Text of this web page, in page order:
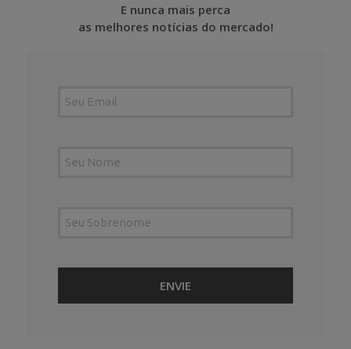
E nunca mais perca
as melhores notícias do mercado!